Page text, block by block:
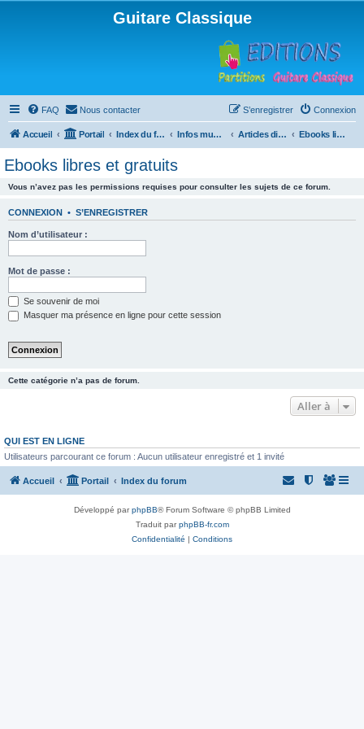
Guitare Classique
FAQ Nous contacter Connexion
S’enregistrer
Accueil Portail Index du forum Infos musicales Articles divers Ebooks libres et gratuits
Ebooks libres et gratuits
Vous n’avez pas les permissions requises pour consulter les sujets de ce forum.
CONNEXION • S’ENREGISTRER
Nom d’utilisateur :
Mot de passe :
Se souvenir de moi
Masquer ma présence en ligne pour cette session
Cette catégorie n’a pas de forum.
Aller à
QUI EST EN LIGNE
Utilisateurs parcourant ce forum : Aucun utilisateur enregistré et 1 invité
Accueil Portail Index du forum
Développé parphpBB® Forum Software © phpBB Limited
Traduit parphpBB-fr.com
Confidentialité | Conditions